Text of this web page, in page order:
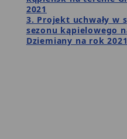
2021
3. Projekt uchwały w
sezonu kąpielowego
Dziemiany na rok 2021